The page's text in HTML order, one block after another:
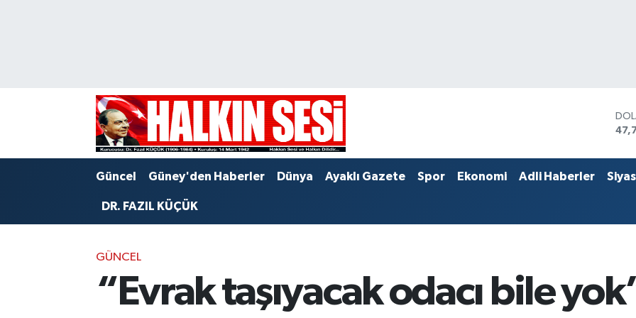
Güncel Güney'den Haberler Dünya Ayaklı Gazete Spor Ekonomi Adli Haberler
DR. FAZIL KÜÇÜK
GÜNCEL
“Evrak taşıyacak odacı bile
Trafik Durumu
Puan Durumu ve Fikstür